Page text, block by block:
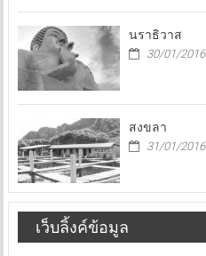
นราธิวาส
30/01/2016
สงขลา
31/01/2016
เว็บลิ้งค์ข้อมูล